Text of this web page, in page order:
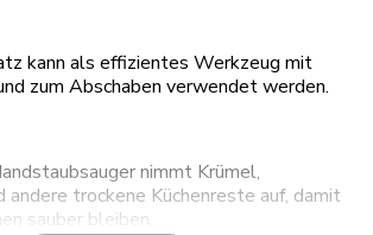
kann als effizientes Werkzeug mit
zum Abschaben verwendet werden.
nimmt Krümel,
andere trockene Küchenreste auf, damit
sauber bleiben.